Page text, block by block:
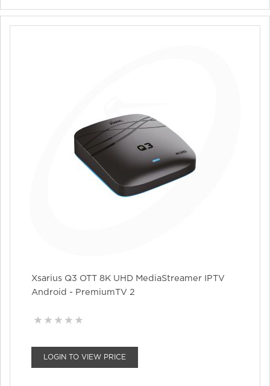
Xsarius Q3 OTT 8K UHD MediaStreamer IPTV
Android - PremiumTV 2
LOGIN TO VIEW PRICE